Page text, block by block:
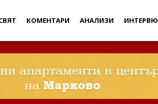
КОМЕНТАРИ АНАЛИЗИ ИНТЕРВЮ